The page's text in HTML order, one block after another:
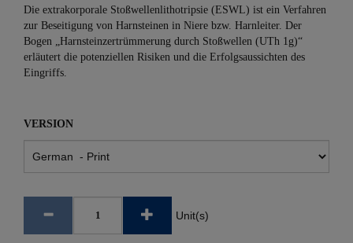
Die extrakorporale Stoßwellenlithotripsie (ESWL) ist ein Verfahren
zur Beseitigung von Harnsteinen in Niere bzw. Harnleiter. Der
Bogen „Harnsteinzertrümmerung durch Stoßwellen (UTh 1g)“
erläutert die potenziellen Risiken und die Erfolgsaussichten des
Eingriffs.
VERSION
Unit(s)